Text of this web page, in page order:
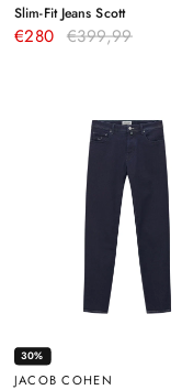
Slim-Fit Jeans Scott–
Dunkelblau
€280 €399,99
30%
JACOB COHEN